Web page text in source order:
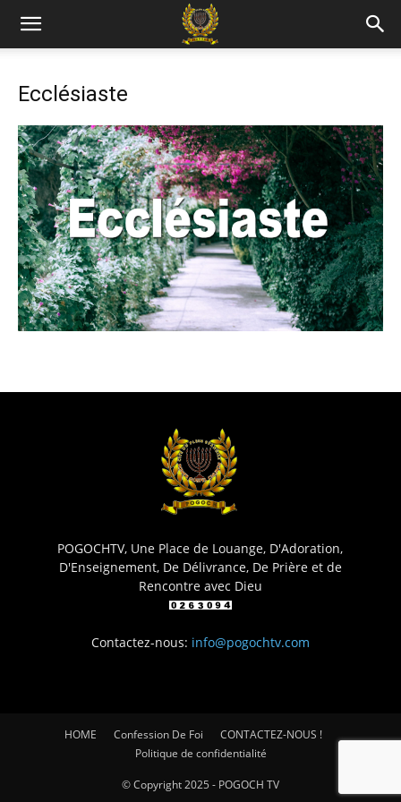
Ecclésiaste
POGOCHTV, Une Place de Louange, D'Adoration,
D'Enseignement, De Délivrance, De Prière et de
Rencontre avec Dieu
Contactez-nous: info@pogochtv.com
HOME Confession De Foi
CONTACTEZ-NOUS !
Politique de confidentialité
© Copyright 2025 - POGOCH TV